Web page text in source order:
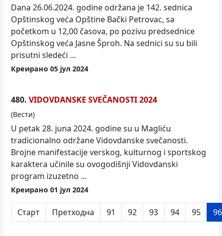
Dana 26.06.2024. godine održana je 142. sednica
Opštinskog veća Opštine Bački Petrovac, sa
početkom u 12,00 časova, po pozivu predsednice
Opštinskog veća Jasne Šproh. Na sednici su su bili
prisutni sledeći ...
Креирано 05 јул 2024
480. VIDOVDANSKE SVEČANOSTI 2024
(Вести)
U petak 28. juna 2024. godine su u Magliću
tradicionalno održane Vidovdanske svečanosti.
Brojne manifestacije verskog, kulturnog i sportskog
karaktera učinile su ovogodišnji Vidovdanski
program izuzetno ...
Креирано 01 јул 2024
Старт Претходна 91 92 93 94 95 96